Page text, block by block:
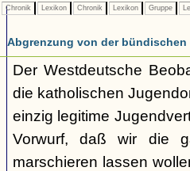
Chronik Lexikon Chronik Lexikon Gruppe
Abgrenzung von der bündischen
Der Westdeutsche
die katholischen
einzig legitime
Vorwurf, daß wir die
marschieren lassen